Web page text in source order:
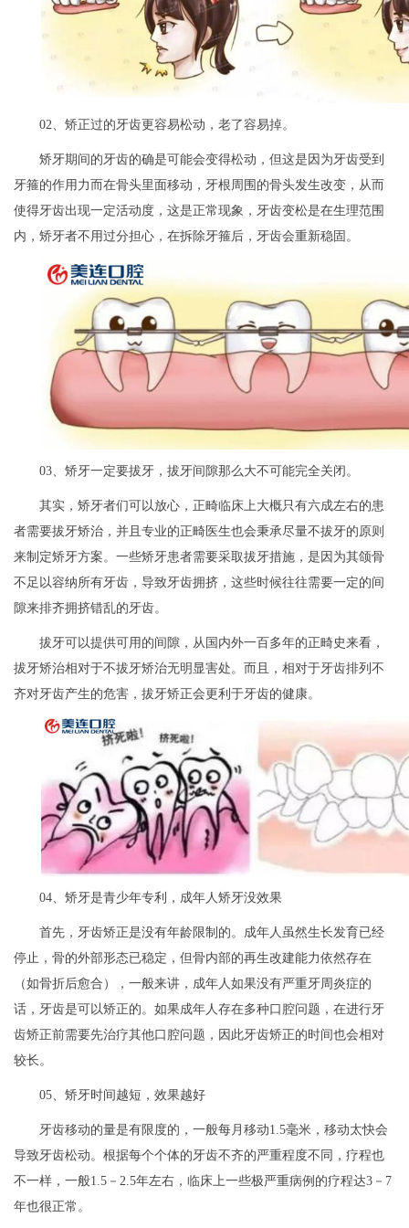
02、矫正过的牙齿更容易松动，老了容易掉。
矫牙期间的牙齿的确是可能会变得松动，但这是因为牙齿受到
牙箍的作用力而在骨头里面移动，牙根周围的骨头发生改变，从而
使得牙齿出现一定活动度，这是正常现象，牙齿变松是在生理范围
内，矫牙者不用过分担心，在拆除牙箍后，牙齿会重新稳固。
03、矫牙一定要拔牙，拔牙间隙那么大不可能完全关闭。
其实，矫牙者们可以放心，正畸临床上大概只有六成左右的患
者需要拔牙矫治，并且专业的正畸医生也会秉承尽量不拔牙的原则
来制定矫牙方案。一些矫牙患者需要采取拔牙措施，是因为其颌骨
不足以容纳所有牙齿，导致牙齿拥挤，这些时候往往需要一定的间
隙来排齐拥挤错乱的牙齿。
拔牙可以提供可用的间隙，从国内外一百多年的正畸史来看，
拔牙矫治相对于不拔牙矫治无明显害处。而且，相对于牙齿排列不
齐对牙齿产生的危害，拔牙矫正会更利于牙齿的健康。
04、矫牙是青少年专利，成年人矫牙没效果
首先，牙齿矫正是没有年龄限制的。成年人虽然生长发育已经
停止，骨的外部形态已稳定，但骨内部的再生改建能力依然存在
（如骨折后愈合），一般来讲，成年人如果没有严重牙周炎症的
话，牙齿是可以矫正的。如果成年人存在多种口腔问题，在进行牙
齿矫正前需要先治疗其他口腔问题，因此牙齿矫正的时间也会相对
较长。
05、矫牙时间越短，效果越好
牙齿移动的量是有限度的，一般每月移动1.5毫米，移动太快会
导致牙齿松动。根据每个个体的牙齿不齐的严重程度不同，疗程也
不一样，一般1.5－2.5年左右，临床上一些极严重病例的疗程达3－7
年也很正常。